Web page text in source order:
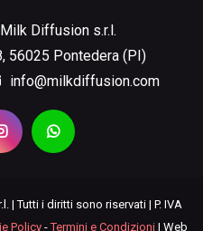
Diffusion s.r.l.
56025 Pontedera (PI)
info@milkdiffusion.com
| Tutti i diritti sono riservati | P. IVA
Policy -Termini e Condizioni | Web